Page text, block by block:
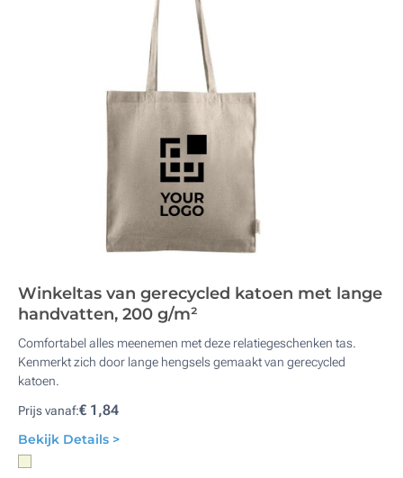
Winkeltas van gerecycled katoen met lange
handvatten, 200 g/m²
Comfortabel alles meenemen met deze relatiegeschenken tas.
Kenmerkt zich door lange hengsels gemaakt van gerecycled
katoen.
Prijs vanaf:€ 1,84
Bekijk Details >